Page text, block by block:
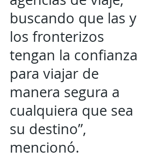
buscando que las y
los fronterizos
tengan la confianza
para viajar de
manera segura a
cualquiera que sea
su destino”,
mencionó.